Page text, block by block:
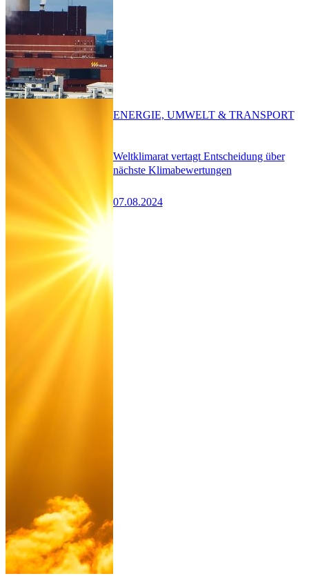
Weltklimarat vertagt Entscheidung über
nächste Klimabewertungen
07.08.2024
ENERGIE, UMWELT & TRANSPORT